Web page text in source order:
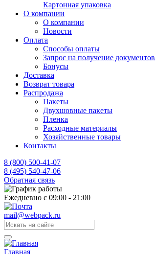
Картонная упаковка
О компании
О компании
Новости
Оплата
Способы оплаты
Запрос на получение документов
Бонусы
Доставка
Возврат товара
Распродажа
Пакеты
Двухшовные пакеты
Пленка
Расходные материалы
Хозяйственные товары
Контакты
8 (800) 500-41-07
8 (495) 540-47-06
Обратная связь
Ежедневно с 09:00 - 21:00
mail@webpack.ru
Главная